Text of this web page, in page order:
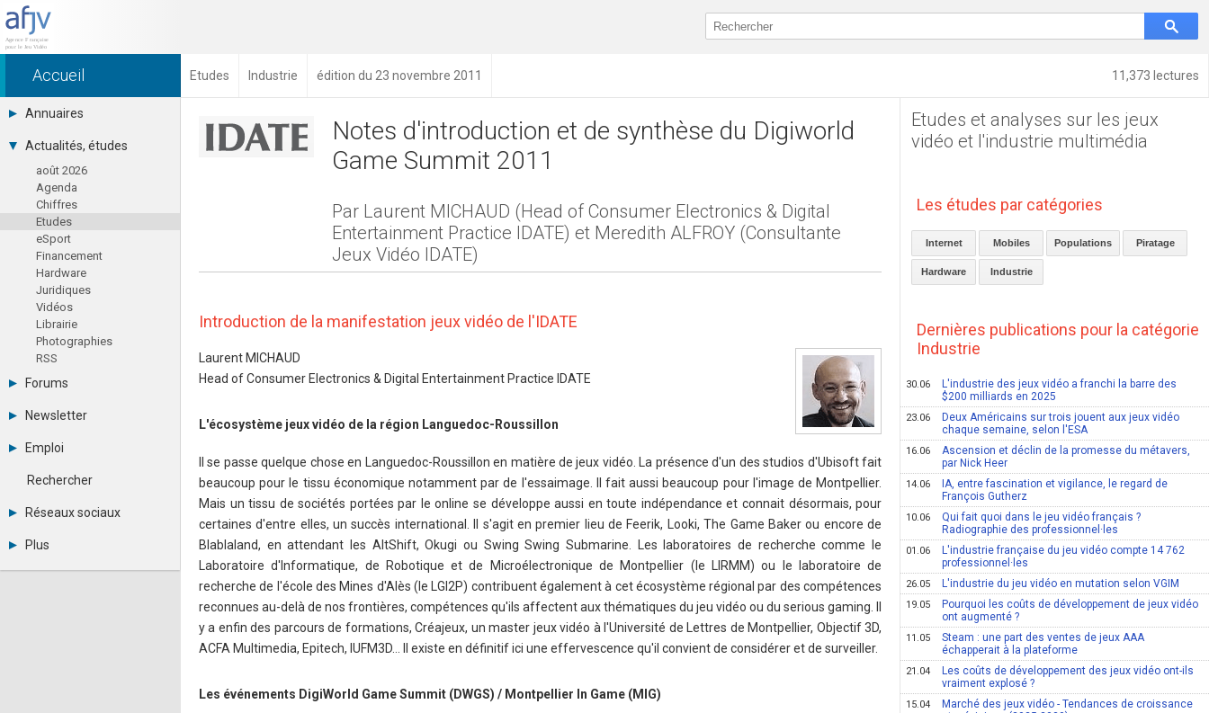
11,373 lectures
Accueil Etudes Industrie édition du 23 novembre 2011
Annuaires
Toutes les sociétés (691)
Studios (418)
Editeurs (49)
Distributeurs (16)
Hard. / Accessoires (10)
Middlewares (15)
Prestataires (99)
Assoc. / Syndicats (21)
Formations / Ecoles (46)
Presse spécialisée (17)
Actualités, études
août 2026
Agenda
Chiffres
Etudes
eSport
Financement
Hardware
Juridiques
Vidéos
Librairie
Photographies
RSS
Forums
Tous les forums
Se connecter
Messages privés
Contacter un modérateur
Newsletter
Archives
Abonnement
Emploi
Consulter les annonces
Observatoire de l'emploi
Rechercher
Réseaux sociaux
LinkedIn
Plus
Annonceurs
Notes d'introduction et de synthèse du Digiworld
Game Summit 2011
Par Laurent MICHAUD (Head of Consumer Electronics & Digital
Entertainment Practice IDATE) et Meredith ALFROY (Consultante
Jeux Vidéo IDATE)
Introduction de la manifestation jeux vidéo de l'IDATE
Laurent MICHAUD
Head of Consumer Electronics & Digital Entertainment Practice IDATE
L'écosystème jeux vidéo de la région Languedoc-Roussillon
Il se passe quelque chose en Languedoc-Roussillon en matière de jeux vidéo. La présence d'un des studios d'Ubisoft fait
beaucoup pour le tissu économique notamment par de l'essaimage. Il fait aussi beaucoup pour l'image de Montpellier.
Mais un tissu de sociétés portées par le online se développe aussi en toute indépendance et connait désormais, pour
certaines d'entre elles, un succès international. Il s'agit en premier lieu de Feerik, Looki, The Game Baker ou encore de
Blablaland, en attendant les AltShift, Okugi ou Swing Swing Submarine. Les laboratoires de recherche comme le
Laboratoire d'Informatique, de Robotique et de Microélectronique de Montpellier (le LIRMM) ou le laboratoire de
recherche de l'école des Mines d'Alès (le LGI2P) contribuent également à cet écosystème régional par des compétences
reconnues au-delà de nos frontières, compétences qu'ils affectent aux thématiques du jeu vidéo ou du serious gaming. Il
y a enfin des parcours de formations, Créajeux, un master jeux vidéo à l'Université de Lettres de Montpellier, Objectif 3D,
ACFA Multimedia, Epitech, IUFM3D… Il existe en définitif ici une effervescence qu'il convient de considérer et de surveiller.
Les événements DigiWorld Game Summit (DWGS) / Montpellier In Game (MIG)
Etudes et analyses sur les jeux
vidéo et l'industrie multimédia
Les études par catégories
Internet Mobiles Populations Piratage
Hardware Industrie
Dernières publications pour la catégorie
Industrie
30.06
L'industrie des jeux vidéo a franchi la barre des
$200 milliards en 2025
23.06
Deux Américains sur trois jouent aux jeux vidéo
chaque semaine, selon l'ESA
16.06
Ascension et déclin de la promesse du métavers,
par Nick Heer
14.06
IA, entre fascination et vigilance, le regard de
François Gutherz
10.06
Qui fait quoi dans le jeu vidéo français ?
Radiographie des professionnel·les
01.06
L'industrie française du jeu vidéo compte 14 762
professionnel·les
26.05 L'industrie du jeu vidéo en mutation selon VGIM
19.05
Pourquoi les coûts de développement de jeux vidéo
ont augmenté ?
11.05
Steam : une part des ventes de jeux AAA
échapperait à la plateforme
21.04
Les coûts de développement des jeux vidéo ont-ils
vraiment explosé ?
15.04
Marché des jeux vidéo - Tendances de croissance